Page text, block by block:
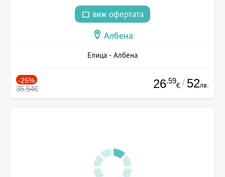
виж офертата
Албена
Елица - Албена
-25%
35.54€ 26.59
€ / 52лв.